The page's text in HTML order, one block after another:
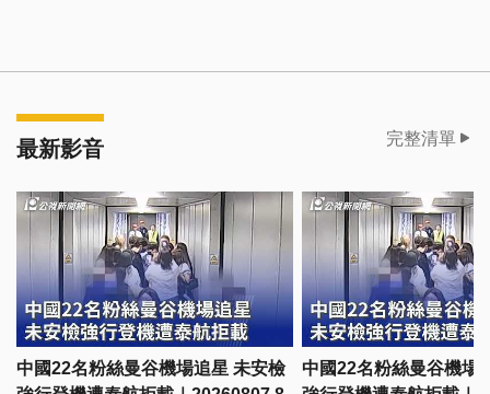
最新影音 完整清單
中國22名粉絲曼谷機場追星 未安檢
中國22名粉絲曼谷機場